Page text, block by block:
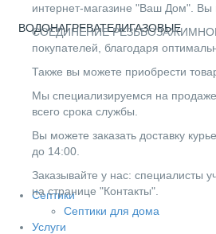
ВОДОНАГРЕВАТЕЛИГАЗОВЫЕ
Септики
Септики для дома
Услуги
интернет-магазине "Ваш Дом". Вы
СОЕДИНЕНИЕ РЕЗЬБОЗАЖИМНОЕ
покупателей, благодаря
Также вы можете приобрести
Мы специализируемся на
всего срока службы.
Вы можете заказать доставку
до 14:00.
Заказывайте у нас: специалисты
на странице "Контакты".